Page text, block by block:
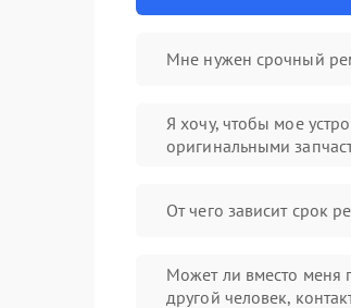
Мне нужен срочный
Я хочу, чтобы мое
оригинальными
От чего зависит срок
Может ли вместо меня
другой человек,